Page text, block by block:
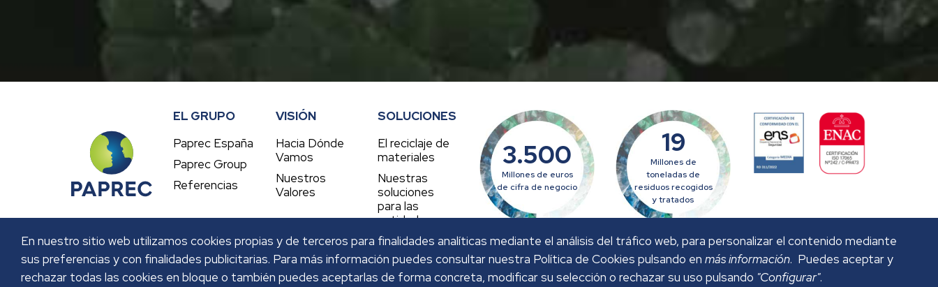
EL GRUPO
Paprec España
Paprec Group
Referencias
VISIÓN
Hacia Dónde
Vamos
Nuestros
Valores
SOLUCIONES
El reciclaje de
materiales
Nuestras
soluciones
para las
entidades
locales
3.500
Millones de euros
de cifra de negocio
19
Millones de
toneladas de
residuos recogidos
y tratados
En nuestro sitio web utilizamos cookies propias y de terceros para finalidades analíticas mediante el análisis del tráfico web, para personalizar el contenido mediante
sus preferencias y con finalidades publicitarias. Para más información puedes consultar nuestra Política de Cookies pulsando en más información. Puedes aceptar y
rechazar todas las cookies en bloque o también puedes aceptarlas de forma concreta, modificar su selección o rechazar su uso pulsando "Configurar".